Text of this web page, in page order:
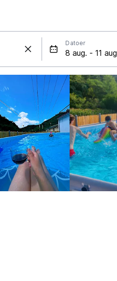
Datoer